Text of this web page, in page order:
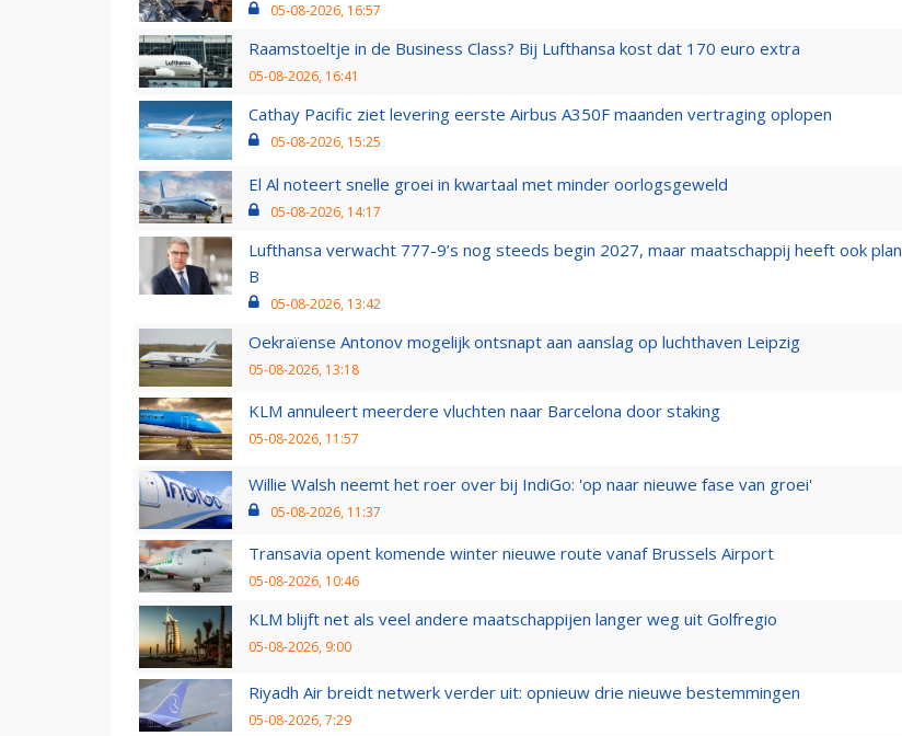
05-08-2026, 16:57
Raamstoeltje in de Business Class? Bij Lufthansa kost dat 170 euro extra
05-08-2026, 16:41
Cathay Pacific ziet levering eerste Airbus A350F maanden vertraging oplopen
05-08-2026, 15:25
El Al noteert snelle groei in kwartaal met minder oorlogsgeweld
05-08-2026, 14:17
Lufthansa verwacht 777-9’s nog steeds begin 2027, maar maatschappij heeft ook plan
B
05-08-2026, 13:42
Oekraïense Antonov mogelijk ontsnapt aan aanslag op luchthaven Leipzig
05-08-2026, 13:18
KLM annuleert meerdere vluchten naar Barcelona door staking
05-08-2026, 11:57
Willie Walsh neemt het roer over bij IndiGo: 'op naar nieuwe fase van groei'
05-08-2026, 11:37
Transavia opent komende winter nieuwe route vanaf Brussels Airport
05-08-2026, 10:46
KLM blijft net als veel andere maatschappijen langer weg uit Golfregio
05-08-2026, 9:00
Riyadh Air breidt netwerk verder uit: opnieuw drie nieuwe bestemmingen
05-08-2026, 7:29